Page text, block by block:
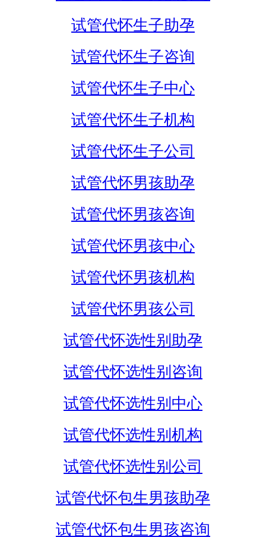
试管代怀生子助孕
试管代怀生子咨询
试管代怀生子中心
试管代怀生子机构
试管代怀生子公司
试管代怀男孩助孕
试管代怀男孩咨询
试管代怀男孩中心
试管代怀男孩机构
试管代怀男孩公司
试管代怀选性别助孕
试管代怀选性别咨询
试管代怀选性别中心
试管代怀选性别机构
试管代怀选性别公司
试管代怀包生男孩助孕
试管代怀包生男孩咨询